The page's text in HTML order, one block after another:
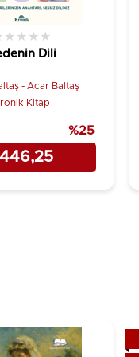
Dili
★ ★ ★ ★
- Acar Baltaş
Kitap
%25